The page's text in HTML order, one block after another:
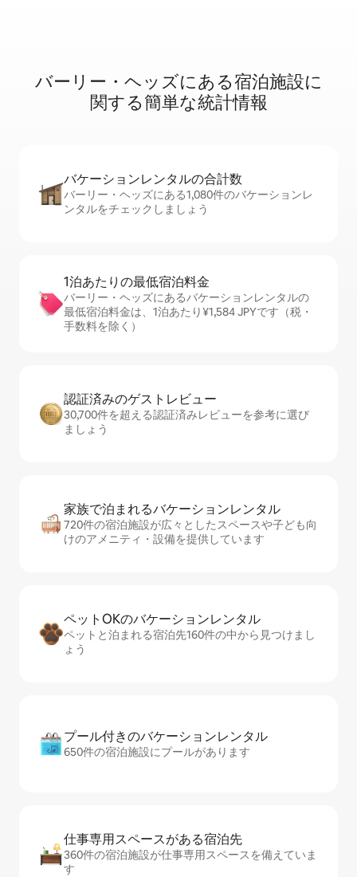
バーリー・ヘッズに⁠あ⁠る宿⁠泊⁠施⁠設⁠に
関⁠す⁠る簡⁠単⁠な統⁠計⁠情⁠報
バケーションレ⁠ン⁠タ⁠ル⁠の合⁠計⁠数
バーリー・ヘッズにある1,080件のバケーションレ
ンタルをチェックしましょう
1泊あたりの最⁠低⁠宿⁠泊⁠料⁠金
バーリー・ヘッズにあるバケーションレンタルの
最低宿泊料金は、1泊あたり¥1,584 JPYです（税・
手数料を除く）
認証済みのゲ⁠ス⁠ト⁠レ⁠ビ⁠ュ⁠ー
30,700件を超える認証済みレビューを参考に選び
ましょう
家族で泊まれるバ⁠ケ⁠ー⁠シ⁠ョ⁠ンレ⁠ン⁠タ⁠ル
720件の宿泊施設が広々としたスペースや子ども向
けのアメニティ・設備を提供しています
ペットOKのバ⁠ケ⁠ー⁠シ⁠ョ⁠ンレ⁠ン⁠タ⁠ル
ペットと泊まれる宿泊先160件の中から見つけまし
ょう
プール付きのバ⁠ケ⁠ー⁠シ⁠ョ⁠ンレ⁠ン⁠タ⁠ル
650件の宿泊施設にプールがあります
仕事専用ス⁠ペ⁠ー⁠スがあ⁠る宿⁠泊⁠先
360件の宿泊施設が仕事専用スペースを備えていま
す